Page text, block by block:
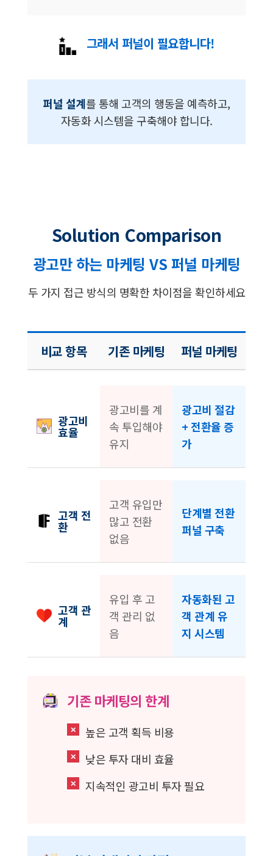
그래서 퍼널이 필요합니다!
퍼널 설계를 통해 고객의 행동을 예측하고,
자동화 시스템을 구축해야 합니다.
Solution Comparison
광고만 하는 마케팅 VS 퍼널 마케팅
두 가지 접근 방식의 명확한 차이점을 확인하세요
비교 항목 기존 마케팅 퍼널 마케팅
광고비
효율
광고비를 계
속 투입해야
유지
광고비 절감
+ 전환율 증
가
고객 전
환
고객 유입만
많고 전환
없음
단계별 전환
퍼널 구축
고객 관
계
유입 후 고
객 관리 없
음
자동화된 고
객 관계 유
지 시스템
기존 마케팅의 한계
✕ 높은 고객 획득 비용
✕ 낮은 투자 대비 효율
✕ 지속적인 광고비 투자 필요